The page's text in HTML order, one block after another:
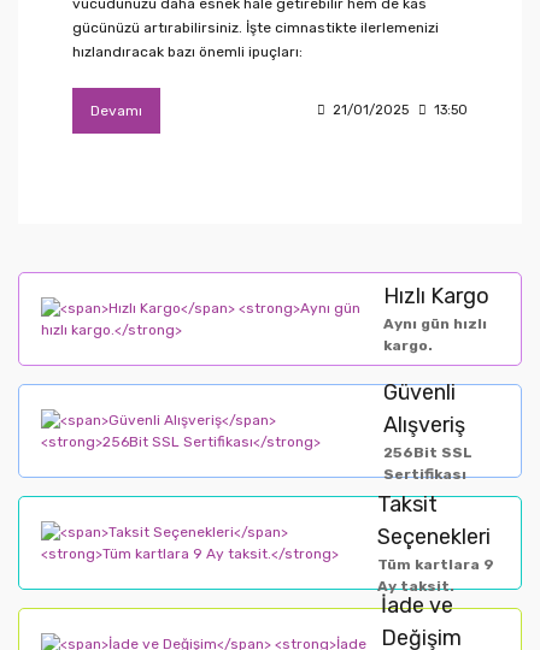
gücünüzü artırabilirsiniz. İşte cimnastikte ilerlemenizi
hızlandıracak bazı önemli ipuçları:
Devamı 21/01/2025 13:50
Hızlı Kargo
Aynı gün hızlı
kargo.
Güvenli
Alışveriş
256Bit SSL
Sertifikası
Taksit
Seçenekleri
Tüm kartlara 9
Ay taksit.
İade ve
Değişim